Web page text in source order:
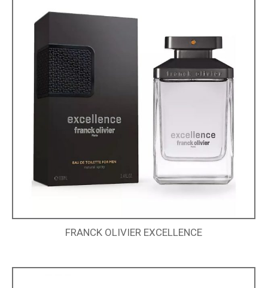
FRANCK OLIVIER EXCELLENCE